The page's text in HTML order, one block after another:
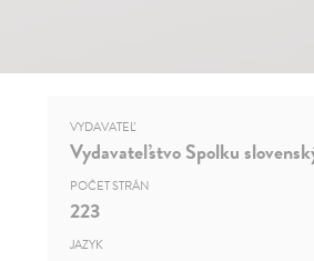
VYDAVATEĽ
Vydavateľstvo Spolku
POČET STRÁN
223
JAZYK